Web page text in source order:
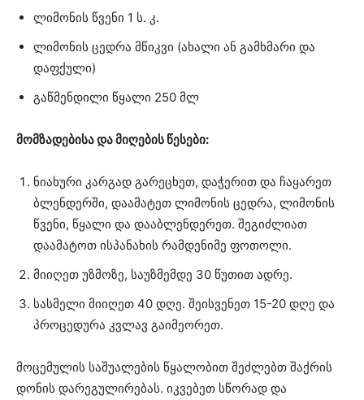
ლიმონის წვენი 1 ს. კ.
ლიმონის ცედრა მწიკვი (ახალი ან გამხმარი და
დაფქული)
გაწმენდილი წყალი 250 მლ
მომზადებისა და მიღების წესები:
ნიახური კარგად გარეცხეთ, დაჭერით და ჩაყარეთ
ბლენდერში, დაამატეთ ლიმონის ცედრა, ლიმონის
წვენი, წყალი და დააბლენდერეთ. შეგიძლიათ
დაამატოთ ისპანახის რამდენიმე ფოთოლი.
მიიღეთ უზმოზე, საუზმემდე 30 წუთით ადრე.
სასმელი მიიღეთ 40 დღე. შეისვენეთ 15-20 დღე და
პროცედურა კვლავ გაიმეორეთ.
მოცემულის საშუალების წყალობით შეძლებთ შაქრის
დონის დარეგულირებას. იკვებეთ სწორად და